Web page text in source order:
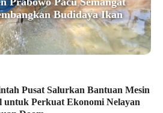
Budidaya Ikan
Pusat Salurkan Bantuan Mesin
untuk Perkuat Ekonomi Nelayan